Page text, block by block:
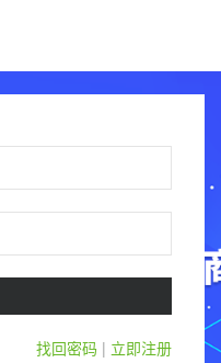
找回密码 | 立即注册